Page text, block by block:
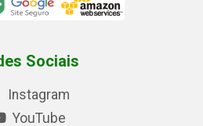
Sociais
Instagram
YouTube